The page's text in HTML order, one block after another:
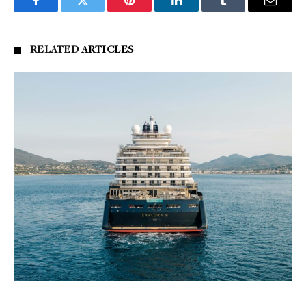
FacebookTwitter Pinterest LinkedInTumblr Email
RELATEDARTICLES